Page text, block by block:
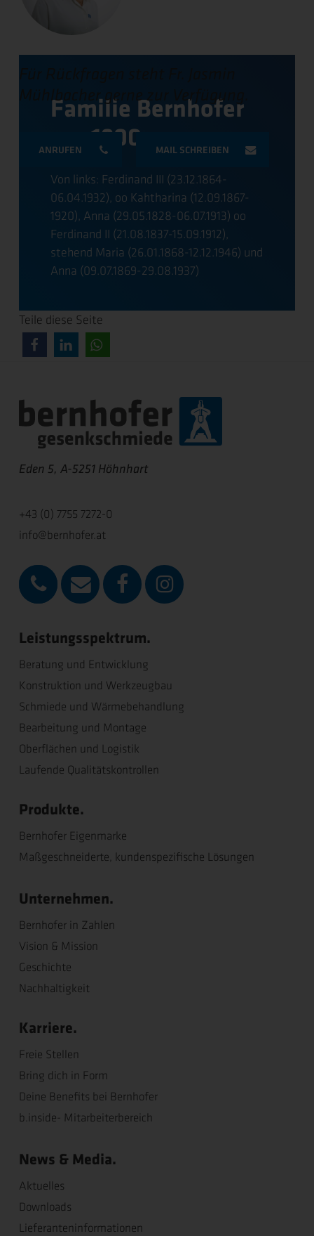
Mühlbacher gerne zur Verfügung.
ANRUFEN MAIL SCHREIBEN
Familie Bernhofer
um 1900
Von links: Ferdinand III (23.12.1864-
06.04.1932), oo Kahtharina (12.09.1867-
1920), Anna (29.05.1828-06.07.1913) oo
Ferdinand II (21.08.1837-15.09.1912),
stehend Maria (26.01.1868-12.12.1946) und
Anna (09.07.1869-29.08.1937)
Teile diese Seite
Eden 5, A-5251 Höhnhart
+43 (0) 7755 7272-0
info@bernhofer.at
Leistungsspektrum.
Beratung und Entwicklung
Konstruktion und Werkzeugbau
Schmiede und Wärmebehandlung
Bearbeitung und Montage
Oberflächen und Logistik
Laufende Qualitätskontrollen
Produkte.
Bernhofer Eigenmarke
Maßgeschneiderte, kundenspezifische Lösungen
Unternehmen.
Bernhofer in Zahlen
Vision & Mission
Geschichte
Nachhaltigkeit
Karriere.
Freie Stellen
Bring dich in Form
Deine Benefits bei Bernhofer
b.inside- Mitarbeiterbereich
News & Media.
Aktuelles
Downloads
Lieferanteninformationen